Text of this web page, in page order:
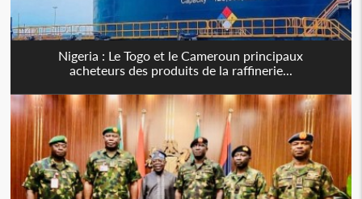
Nigeria : Le Togo et le Cameroun principaux
acheteurs des produits de la raffinerie...